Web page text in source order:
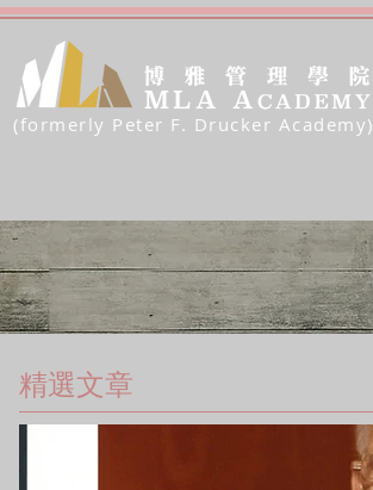
(formerly Peter F. Drucker Academy)
精選文章​